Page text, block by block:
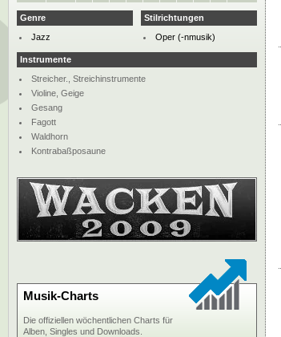
Genre
Jazz
Stilrichtungen
Oper (-nmusik)
Instrumente
Streicher., Streichinstrumente
Violine, Geige
Gesang
Fagott
Waldhorn
Kontrabaßposaune
Musik-Charts
Die offiziellen wöchentlichen Charts für
Alben, Singles und Downloads.